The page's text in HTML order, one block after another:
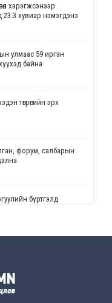
хэрэгжсэнээр
23.3 хувиар нэмэгдэнэ
улмаас 59 иргэн
байна
төгрөгийн эрх
форум, салбарын
бүртгэлд